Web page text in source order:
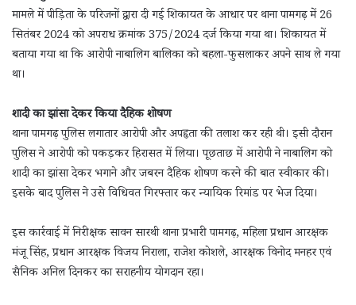
मामले में पीड़िता के परिजनों द्वारा दी गई शिकायत के आधार पर थाना पामगढ़ में 26
सितंबर 2024 को अपराध क्रमांक 375/2024 दर्ज किया गया था। शिकायत में
बताया गया था कि आरोपी नाबालिग बालिका को बहला-फुसलाकर अपने साथ ले गया
था।
शादी का झांसा देकर किया दैहिक शोषण
थाना पामगढ़ पुलिस लगातार आरोपी और अपहृता की तलाश कर रही थी। इसी दौरान
पुलिस ने आरोपी को पकड़कर हिरासत में लिया। पूछताछ में आरोपी ने नाबालिग को
शादी का झांसा देकर भगाने और जबरन दैहिक शोषण करने की बात स्वीकार की।
इसके बाद पुलिस ने उसे विधिवत गिरफ्तार कर न्यायिक रिमांड पर भेज दिया।
इस कार्रवाई में निरीक्षक सावन सारथी थाना प्रभारी पामगढ़, महिला प्रधान आरक्षक
मंजू सिंह, प्रधान आरक्षक विजय निराला, राजेश कोशले, आरक्षक विनोद मनहर एवं
सैनिक अनिल दिनकर का सराहनीय योगदान रहा।